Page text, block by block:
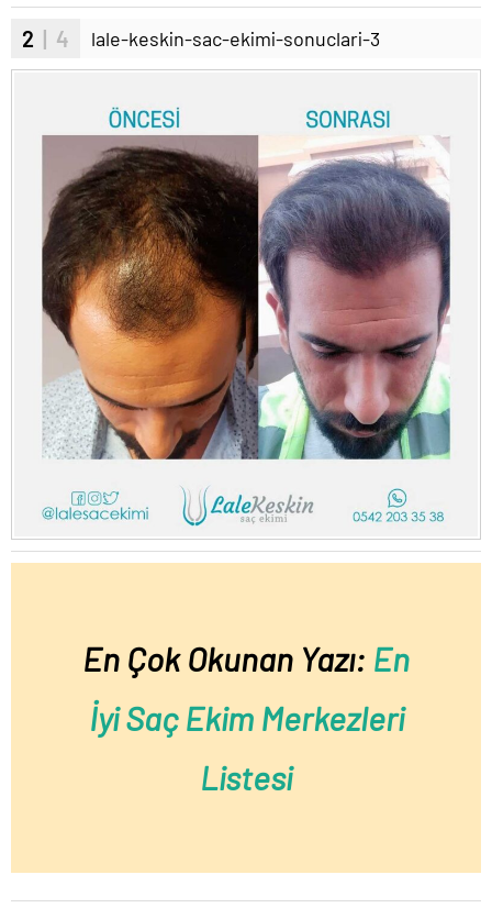
2 | 4 lale-keskin-sac-ekimi-sonuclari-3
En Çok Okunan Yazı: En
İyi Saç Ekim Merkezleri
Listesi